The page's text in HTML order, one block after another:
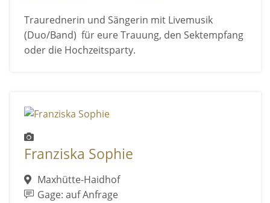
Traurednerin und Sängerin mit Livemusik
(Duo/Band) für eure Trauung, den Sektempfang
oder die Hochzeitsparty.
Franziska Sophie
Maxhütte-Haidhof
Gage: auf Anfrage